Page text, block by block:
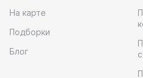
На карте
Подборки
Блог